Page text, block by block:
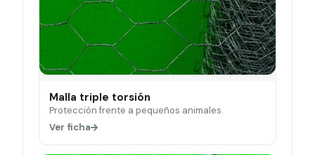
Malla triple torsión
Protección frente a pequeños animales.
Ver ficha